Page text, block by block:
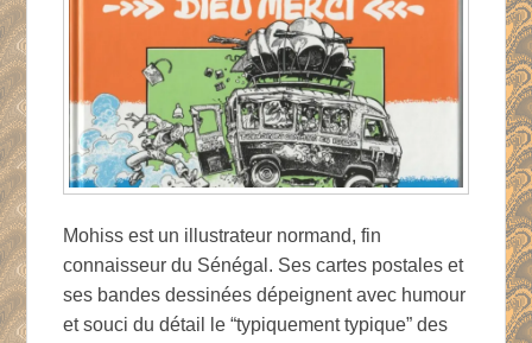
Mohiss est un illustrateur normand, fin
connaisseur du Sénégal. Ses cartes postales et
ses bandes dessinées dépeignent avec humour
et souci du détail le “typiquement typique” des